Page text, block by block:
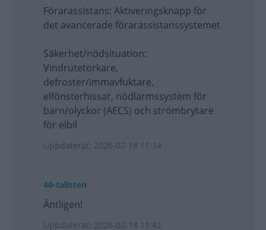
Förarassistans: Aktiveringsknapp för
det avancerade förarassistanssystemet
Säkerhet/nödsituation:
Vindrutetorkare,
defroster/immavfuktare,
elfönsterhissar, nödlarmssystem för
barn/olyckor (AECS) och strömbrytare
för elbil
Uppdaterat: 2026-02-18 11:34
40-talisten
Äntligen!
Uppdaterat: 2026-02-18 11:42